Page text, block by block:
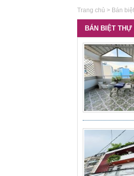
Trang chủ > Bán
BÁN BIỆT THỰ